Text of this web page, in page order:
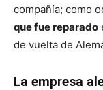
compañía; como
que fue reparado
de vuelta de
La empresa